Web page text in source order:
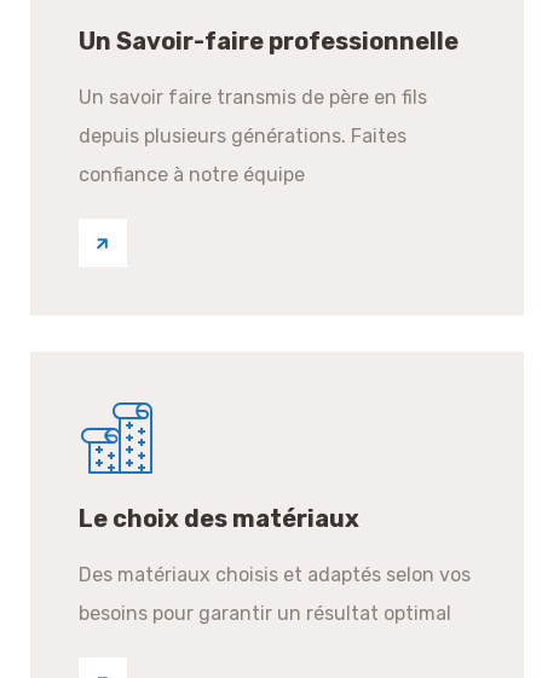
Un Savoir-faire professionnelle
Un savoir faire transmis de père en fils
depuis plusieurs générations. Faites
confiance à notre équipe
Le choix des matériaux
Des matériaux choisis et adaptés selon vos
besoins pour garantir un résultat optimal